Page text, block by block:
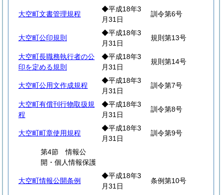
大空町文書管理規程
◆平成18年3
月31日
訓令第6号
大空町公印規則
◆平成18年3
月31日
規則第13号
大空町長職務執行者の公
印を定める規則
◆平成18年3
月31日
規則第14号
大空町公用文作成規程
◆平成18年3
月31日
訓令第7号
大空町有償刊行物取扱規
程
◆平成18年3
月31日
訓令第8号
大空町町章使用規程
◆平成18年3
月31日
訓令第9号
第4節 情報公
開・個人情報保護
大空町情報公開条例
◆平成18年3
月31日
条例第10号